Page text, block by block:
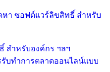
สำหรับองค์กร ฯลฯ